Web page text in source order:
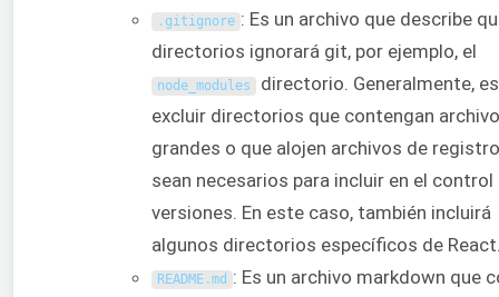
.gitignore : Es un archivo que describe
directorios ignorará git, por ejemplo, el
node_modules directorio. Generalmente,
excluir directorios que contengan
grandes o que alojen archivos de
sean necesarios para incluir en el control
versiones. En este caso, también incluirá
algunos directorios específicos de
README.md : Es un archivo markdown que